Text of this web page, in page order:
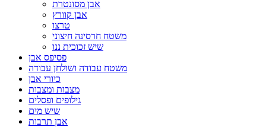
אבן מסונטרת
אבן קוורץ
טרצו
משטח חרסינה חיצוני
שיש זכוכית ננו
פסיפס אבן
משטח עבודה ושולחן עבודה
כיורי אבן
מצבות ומצבות
גילופים ופסלים
שיש מים
אבן תרבות